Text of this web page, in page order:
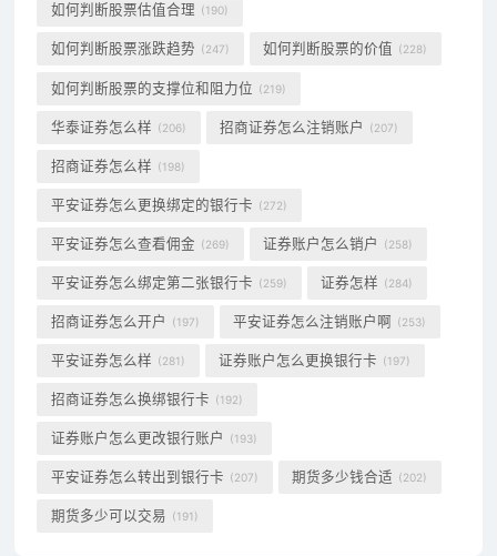
如何判断股票估值合理 (190)
如何判断股票涨跌趋势 (247) 如何判断股票的价值 (228)
如何判断股票的支撑位和阻力位 (219)
华泰证券怎么样 (206) 招商证券怎么注销账户 (207)
招商证券怎么样 (198)
平安证券怎么更换绑定的银行卡 (272)
平安证券怎么查看佣金 (269) 证券账户怎么销户 (258)
平安证券怎么绑定第二张银行卡 (259) 证券怎样 (284)
招商证券怎么开户 (197) 平安证券怎么注销账户啊 (253)
平安证券怎么样 (281) 证券账户怎么更换银行卡 (197)
招商证券怎么换绑银行卡 (192)
证券账户怎么更改银行账户 (193)
平安证券怎么转出到银行卡 (207) 期货多少钱合适 (202)
期货多少可以交易 (191)